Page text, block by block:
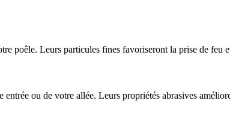
poêle. Leurs particules fines favoriseront la prise de feu
ou de votre allée. Leurs propriétés abrasives